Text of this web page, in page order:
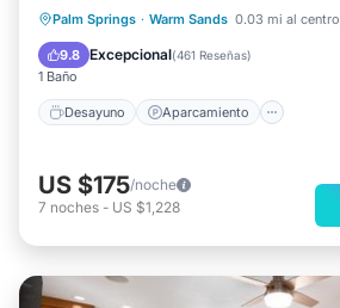
Palm Springs · Warm Sands 0.03 mi al centro
9.8 Excepcional(461 Reseñas)
1 Baño
Desayuno Aparcamiento
Desayuno Aparcamiento
Spa
US $175/noche
7 noches - US $1,228